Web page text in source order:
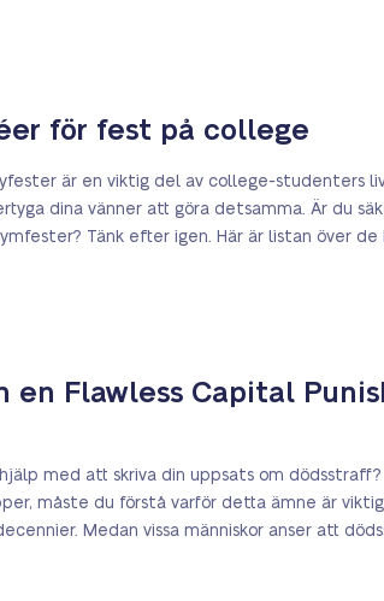
för fest på college
är en viktig del av college-studenters
dina vänner att göra detsamma. Är du
Tänk efter igen. Här är listan över
en Flawless Capital
med att skriva din uppsats om
måste du förstå varför detta ämne är
Medan vissa människor anser att